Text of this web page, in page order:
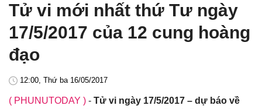
Tử vi mới nhất thứ Tư ngày
17/5/2017 của 12 cung hoàng
đạo
12:00, Thứ ba 16/05/2017
( PHUNUTODAY ) - Tử vi ngày 17/5/2017 – dự báo về